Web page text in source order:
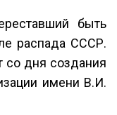
быть
распада СССР.
со дня создания
имени В.И.